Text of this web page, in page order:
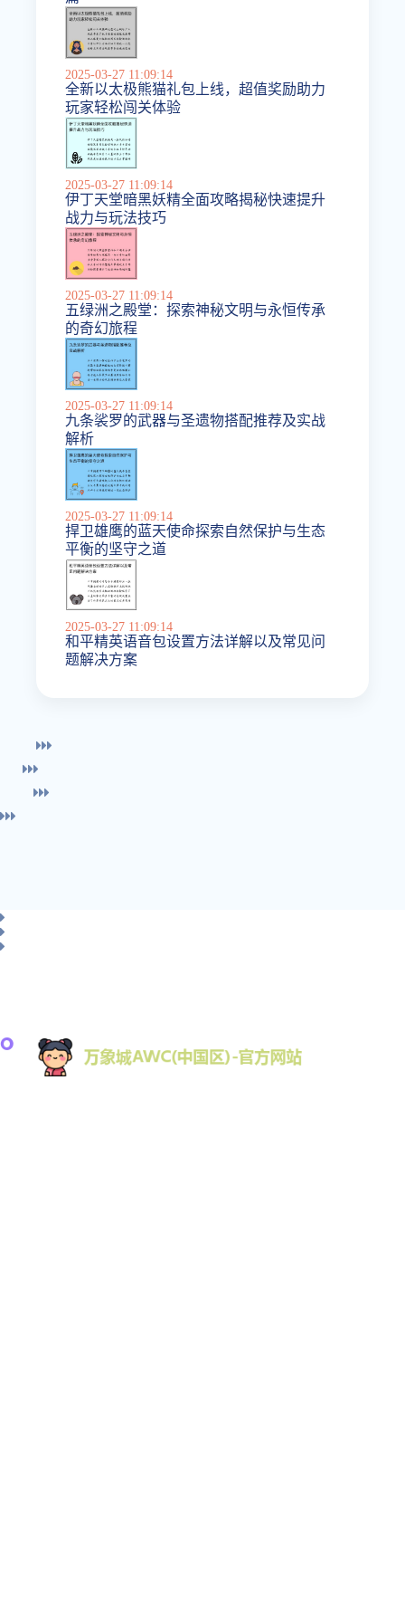
2025-03-27 11:09:14
全新以太极熊猫礼包上线，超值奖励助力
玩家轻松闯关体验
2025-03-27 11:09:14
伊丁天堂暗黑妖精全面攻略揭秘快速提升
战力与玩法技巧
2025-03-27 11:09:14
五绿洲之殿堂：探索神秘文明与永恒传承
的奇幻旅程
2025-03-27 11:09:14
九条裟罗的武器与圣遗物搭配推荐及实战
解析
2025-03-27 11:09:14
捍卫雄鹰的蓝天使命探索自然保护与生态
平衡的坚守之道
2025-03-27 11:09:14
和平精英语音包设置方法详解以及常见问
题解决方案